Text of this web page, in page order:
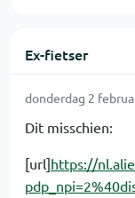
Ex-fietser
donderdag 2
Dit misschien:
[url]https://